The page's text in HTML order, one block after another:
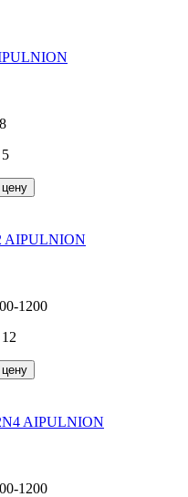
AIPULNION
1200
AIPULNION
1200